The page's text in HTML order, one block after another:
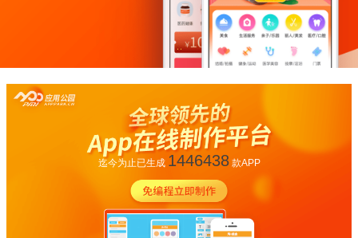
迄今为止已生成 1446438款APP